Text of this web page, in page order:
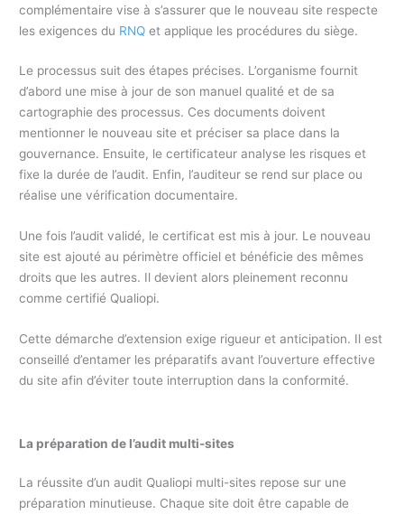
complémentaire vise à s’assurer que le nouveau site respecte
les exigences du RNQ et applique les procédures du siège.
Le processus suit des étapes précises. L’organisme fournit
d’abord une mise à jour de son manuel qualité et de sa
cartographie des processus. Ces documents doivent
mentionner le nouveau site et préciser sa place dans la
gouvernance. Ensuite, le certificateur analyse les risques et
fixe la durée de l’audit. Enfin, l’auditeur se rend sur place ou
réalise une vérification documentaire.
Une fois l’audit validé, le certificat est mis à jour. Le nouveau
site est ajouté au périmètre officiel et bénéficie des mêmes
droits que les autres. Il devient alors pleinement reconnu
comme certifié Qualiopi.
Cette démarche d’extension exige rigueur et anticipation. Il est
conseillé d’entamer les préparatifs avant l’ouverture effective
du site afin d’éviter toute interruption dans la conformité.
La préparation de l’audit multi-sites
La réussite d’un audit Qualiopi multi-sites repose sur une
préparation minutieuse. Chaque site doit être capable de